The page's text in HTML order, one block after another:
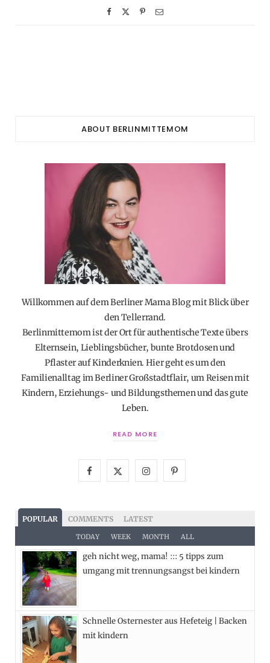
ABOUT BERLINMITTEMOM
Willkommen auf dem Berliner Mama Blog mit Blick über
den Tellerrand.
Berlinmittemom ist der Ort für authentische Texte übers
Elternsein, Lieblingsbücher, bunte Brotdosen und
Pflaster auf Kinderknien. Hier geht es um den
Familienalltag im Berliner Großstadtflair, um Reisen mit
Kindern, Erziehungs- und Bildungsthemen und das gute
Leben.
READ MORE
c
e
b
k
T
w
i
e
I
s
t
a
a
P
e
s
POPULAR COMMENTS LATEST
TODAY WEEK MONTH ALL
geh nicht weg, mama! ::: 5 tipps zum
umgang mit trennungsangst bei kindern
Schnelle Osternester aus Hefeteig | Backen
mit kindern